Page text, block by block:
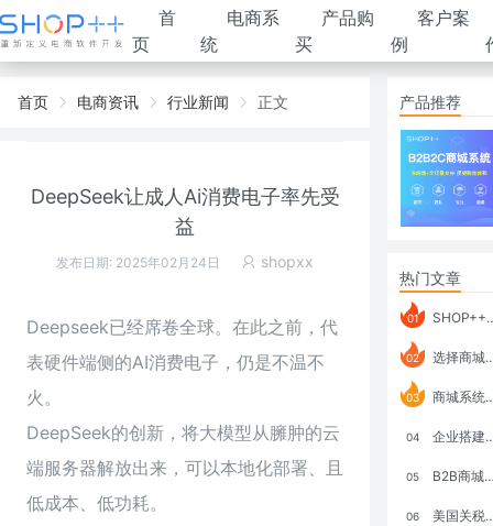
首
页
电商系
统
产品购
买
客户案
例
首页 电商资讯 行业新闻 正文
DeepSeek让成人Ai消费电子率先受
益
发布日期: 2025年02月24日 shopxx
Deepseek已经席卷全球。在此之前，代
表硬件端侧的AI消费电子，仍是不温不
火。
DeepSeek的创新，将大模型从臃肿的云
端服务器解放出来，可以本地化部署、且
低成本、低功耗。
产品推荐
热门文章
01 SHOP++ B2B2C V9.1 全新发布 新亮点
02 选择商城系统要考虑哪些问题？
03 商城系统如何打通跨境电商模式？
04 企业搭建积分商城系统要注意什么？
05 B2B商城系统搭建：开发语言、功能、优势分析
06 美国关税政策冲击全球电商格局：五大类平台受重创，转型与自救成关键